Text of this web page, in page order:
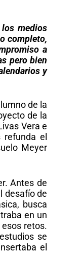
medios
completo,
a
pero bien
y
de la
de la
Vera e
el
Meyer
Antes de
desafío de
busca
en un
retos.
se
el